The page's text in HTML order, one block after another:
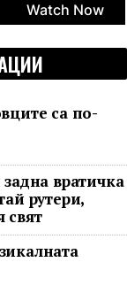
са по-
вратичка
рутери,
свят